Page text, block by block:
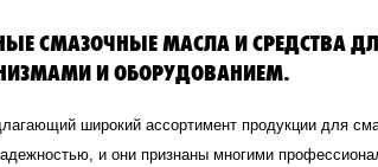
СМАЗОЧНЫЕ МАСЛА И СРЕДСТВА
И ОБОРУДОВАНИЕМ.
широкий ассортимент продукции для
и они признаны многими